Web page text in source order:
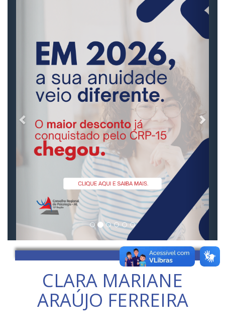
CLARA MARIANE
ARAÚJO FERREIRA